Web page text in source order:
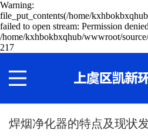
Warning:
file_put_contents(/home/
failed to open stream: Permission
/home/kxhbokbxqhub/wwwroot/
217
焊烟净化器的特点及现状